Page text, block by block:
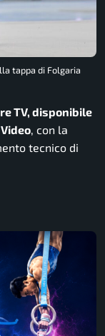
tappa di Folgaria
TV, disponibile
, con la
tecnico di